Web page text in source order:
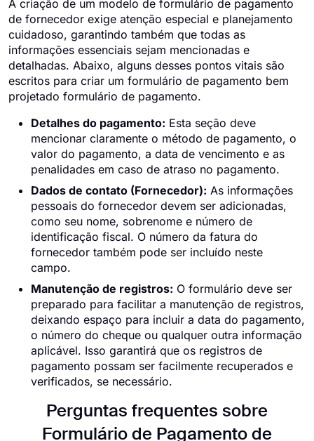
A criação de um modelo de formulário de pagamento
de fornecedor exige atenção especial e planejamento
cuidadoso, garantindo também que todas as
informações essenciais sejam mencionadas e
detalhadas. Abaixo, alguns desses pontos vitais são
escritos para criar um formulário de pagamento bem
projetado formulário de pagamento.
Detalhes do pagamento: Esta seção deve
mencionar claramente o método de pagamento, o
valor do pagamento, a data de vencimento e as
penalidades em caso de atraso no pagamento.
Dados de contato (Fornecedor): As informações
pessoais do fornecedor devem ser adicionadas,
como seu nome, sobrenome e número de
identificação fiscal. O número da fatura do
fornecedor também pode ser incluído neste
campo.
Manutenção de registros: O formulário deve ser
preparado para facilitar a manutenção de registros,
deixando espaço para incluir a data do pagamento,
o número do cheque ou qualquer outra informação
aplicável. Isso garantirá que os registros de
pagamento possam ser facilmente recuperados e
verificados, se necessário.
Perguntas frequentes sobre
Formulário de Pagamento de